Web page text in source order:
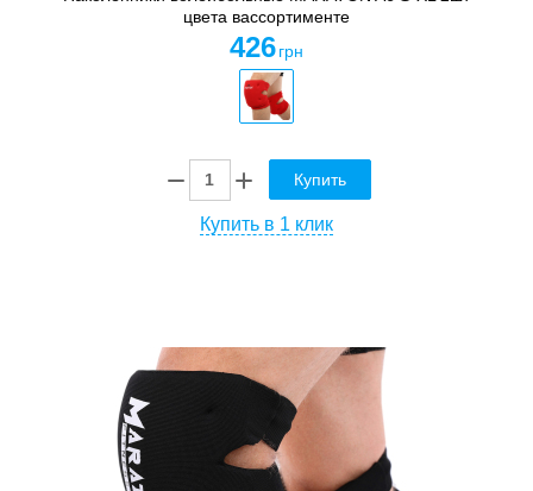
цвета вассортименте
426 грн
Купить
Купить в 1 клик